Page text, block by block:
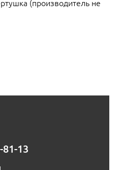
(производитель не
81-13